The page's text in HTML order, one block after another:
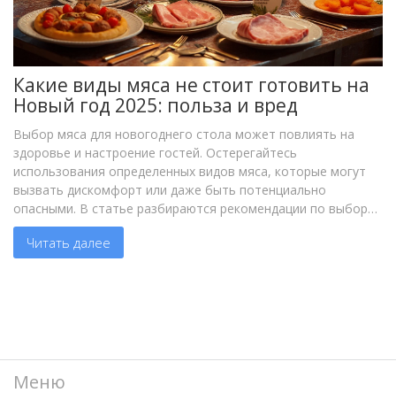
Какие виды мяса не стоит готовить на
Новый год 2025: польза и вред
Выбор мяса для новогоднего стола может повлиять на
здоровье и настроение гостей. Остерегайтесь
использования определенных видов мяса, которые могут
вызвать дискомфорт или даже быть потенциально
опасными. В статье разбираются рекомендации по выбору
мяса и обсуждаются советы по созданию безопасных и
вкусных блюд. Узнайте, какие продукты стоит исключить из
праздничного меню. А также получите полезные
Читать далее
Меню